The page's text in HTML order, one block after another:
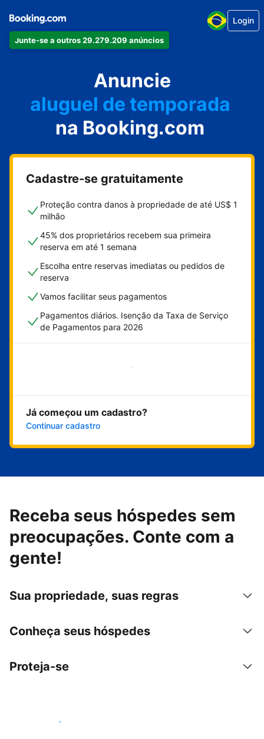
Junte-se a outros 29.279.209 anúncios
Login
Anuncie
seu apartamento
seu hotel
aluguel de temporada
sua pousada
sua casa
na Booking.com
Cadastre-se gratuitamente
Proteção contra danos à propriedade de até US$ 1
milhão
45% dos proprietários recebem sua primeira
reserva em até 1 semana
Escolha entre reservas imediatas ou pedidos de
reserva
Vamos facilitar seus pagamentos
Pagamentos diários. Isenção da Taxa de Serviço
de Pagamentos para 2026
Comece agora
Já começou um cadastro?
Continuar cadastro
Receba seus hóspedes sem
preocupações. Conte com a
gente!
Sua propriedade, suas regras
Conheça seus hóspedes
Proteja-se
Anunciar conosco